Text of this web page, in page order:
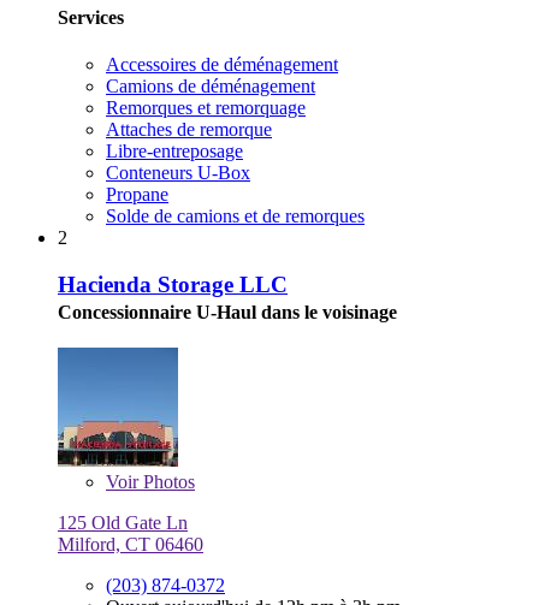
Services
Accessoires de déménagement
Camions de déménagement
Remorques et remorquage
Attaches de remorque
Libre-entreposage
Conteneurs U-Box
Propane
Solde de camions et de remorques
2
Hacienda Storage LLC
Concessionnaire U-Haul dans le voisinage
VoirPhotos
125 Old Gate Ln
Milford, CT 06460
(203) 874-0372